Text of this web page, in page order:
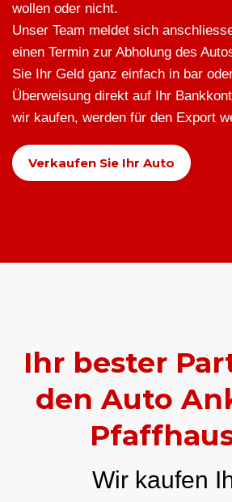
wollen oder nicht.
Unser Team meldet sich
einen Termin zur Abholung des
Sie Ihr Geld ganz einfach in bar
Überweisung direkt auf Ihr
wir kaufen, werden für den Export
Verkaufen Sie Ihr Auto
Ihr bester
den Auto
Wir kaufen